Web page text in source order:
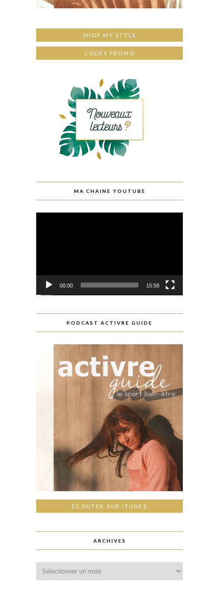
SHOP MY STYLE
CODES PROMO
MA CHAINE YOUTUBE
00:00 15:58
PODCAST ACTIVRE GUIDE
ÉCOUTER SUR ITUNES
ARCHIVES